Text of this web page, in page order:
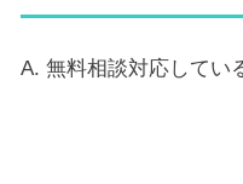
A. 無料相談対応してい